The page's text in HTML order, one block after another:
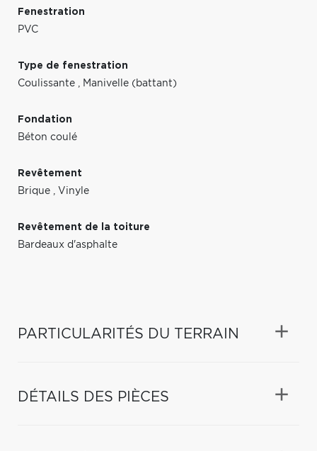
Fenestration
PVC
Type de fenestration
Coulissante , Manivelle (battant)
Fondation
Béton coulé
Revêtement
Brique , Vinyle
Revêtement de la toiture
Bardeaux d'asphalte
PARTICULARITÉS DU TERRAIN
DÉTAILS DES PIÈCES